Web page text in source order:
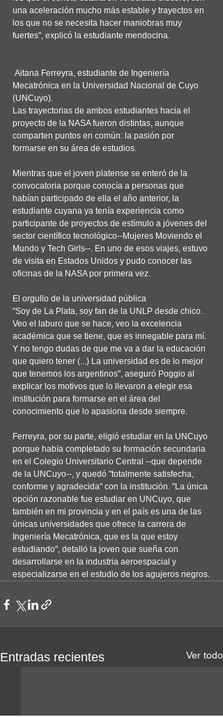
una aceleración mucho más estable y trayectos en
los que no se necesita hacer maniobras muy
fuertes", explicó la estudiante mendocina.
Mecatrónica en la Universidad Nacional de Cuyo
(UNCuyo).
Las trayectorias de ambos estudiantes hacia el
proyecto de la NASA fueron distintas, aunque
comparten puntos en común: la pasión por
formarse en su área de estudios.
Mientras que el joven platense se enteró de la
convocatoria porque conocía a personas que
habían participado de ella el año anterior, la
estudiante cuyana ya tenía experiencia como
participante de proyectos de estímulo a jóvenes del
sector científico tecnológico--Mujeres Moviendo el
Mundo y Tech Girls--. En uno de esos viajes, estuvo
de visita en Estados Unidos y pudo conocer las
oficinas de la NASA por primera vez.
El orgullo de la universidad pública
"Soy de La Plata, soy fan de la UNLP desde chico.
Veo el laburo que se hace, veo la excelencia
académica que se tiene, que es innegable para mí.
Y no tengo dudas de que me va a dar la educación
que quiero tener (...) La universidad es de lo mejor
que tenemos los argentinos", aseguró Poggio al
explicar los motivos que lo llevaron a elegir esa
institución para formarse en el área del
conocimiento que lo apasiona desde siempre.
Ferreyra, por su parte, eligió estudiar en la UNCuyo
porque había completado su formación secundaria
en el Colegio Universitario Central --que depende
de la UNCuyo--, y quedó "totalmente satisfecha,
conforme y agradecida" con la institución. "La única
opción razonable fue estudiar en UNCuyo, que
también en mi provincia y en el país es una de las
únicas universidades que ofrece la carrera de
Ingeniería Mecatrónica, que es la que estoy
estudiando", detalló la joven que sueña con
desarrollarse en la industria aeroespacial y
especializarse en el estudio de los agujeros negros.
Entradas recientes Ver todo